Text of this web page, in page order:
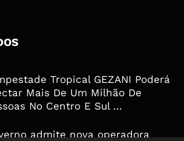
Tropical GEZANI Poderá
Mais De Um Milhão De
No Centro E Sul ...
admite nova operadora